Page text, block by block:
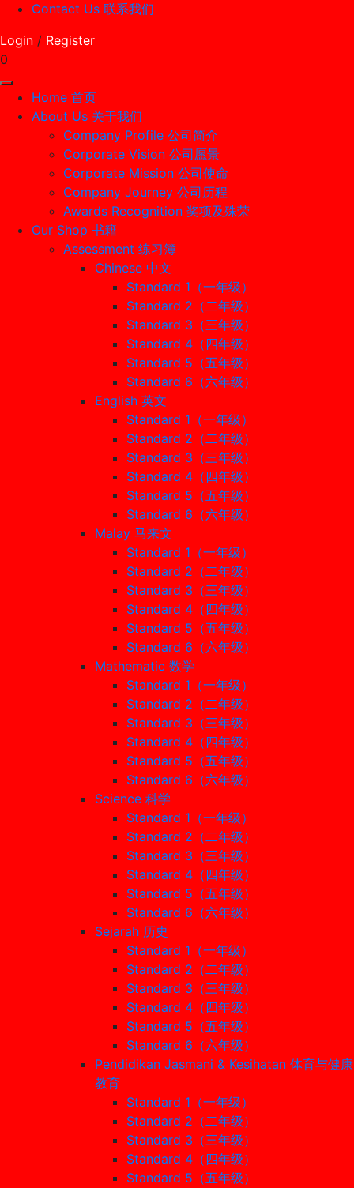
Contact Us 联系我们
Login / Register
0
Home 首页
About Us 关于我们
Company Profile 公司简介
Corporate Vision 公司愿景
Corporate Mission 公司使命
Company Journey 公司历程
Awards Recognition 奖项及殊荣
Our Shop 书籍
Assessment 练习簿
Chinese 中文
Standard 1（一年级）
Standard 2（二年级）
Standard 3（三年级）
Standard 4（四年级）
Standard 5（五年级）
Standard 6（六年级）
English 英文
Standard 1（一年级）
Standard 2（二年级）
Standard 3（三年级）
Standard 4（四年级）
Standard 5（五年级）
Standard 6（六年级）
Malay 马来文
Standard 1（一年级）
Standard 2（二年级）
Standard 3（三年级）
Standard 4（四年级）
Standard 5（五年级）
Standard 6（六年级）
Mathematic 数学
Standard 1（一年级）
Standard 2（二年级）
Standard 3（三年级）
Standard 4（四年级）
Standard 5（五年级）
Standard 6（六年级）
Science 科学
Standard 1（一年级）
Standard 2（二年级）
Standard 3（三年级）
Standard 4（四年级）
Standard 5（五年级）
Standard 6（六年级）
Sejarah 历史
Standard 1（一年级）
Standard 2（二年级）
Standard 3（三年级）
Standard 4（四年级）
Standard 5（五年级）
Standard 6（六年级）
Pendidikan Jasmani & Kesihatan 体育与健康
教育
Standard 1（一年级）
Standard 2（二年级）
Standard 3（三年级）
Standard 4（四年级）
Standard 5（五年级）